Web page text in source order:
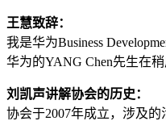
王慧致辞：
我是华为Business
华为的YANG Chen先生在稍
刘凯声讲解协会的历史：
协会于2007年成立，涉及